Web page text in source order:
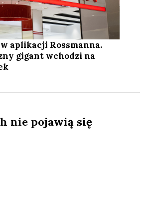
aplikacji Rossmanna.
gigant wchodzi na
nie pojawią się